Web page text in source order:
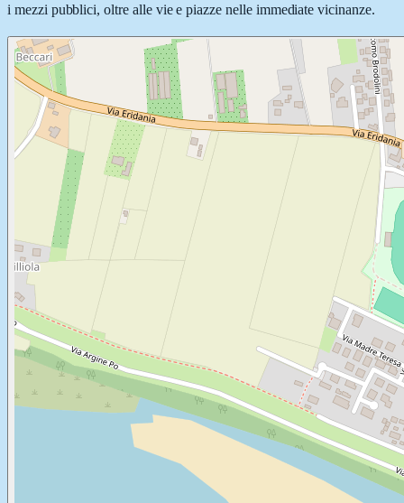
i mezzi pubblici, oltre alle vie e piazze nelle immediate vicinanze.